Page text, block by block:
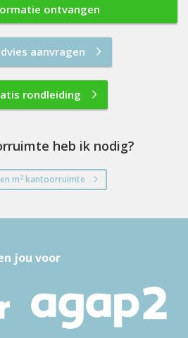
ontvangen
aanvragen
rondleiding
heb ik nodig?
m2kantoorruimte
jou voor